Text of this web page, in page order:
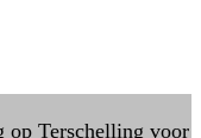
op Terschelling voor